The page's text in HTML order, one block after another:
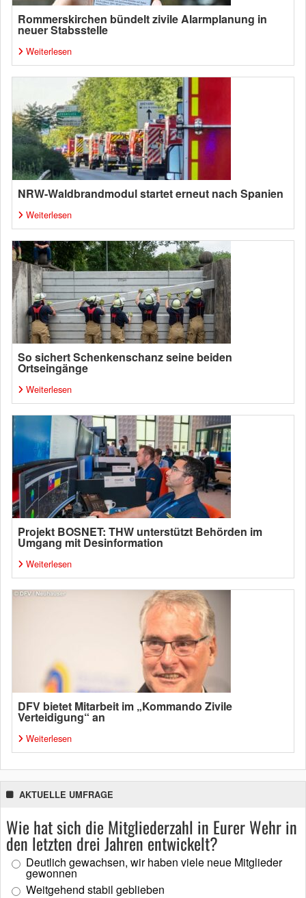
Rommerskirchen bündelt zivile Alarmplanung in
neuer Stabsstelle
Weiterlesen
NRW-Waldbrandmodul startet erneut nach Spanien
Weiterlesen
So sichert Schenkenschanz seine beiden
Ortseingänge
Weiterlesen
Projekt BOSNET: THW unterstützt Behörden im
Umgang mit Desinformation
Weiterlesen
DFV bietet Mitarbeit im „Kommando Zivile
Verteidigung“ an
Weiterlesen
AKTUELLE UMFRAGE
Wie hat sich die Mitgliederzahl in Eurer Wehr in
den letzten drei Jahren entwickelt?
Deutlich gewachsen, wir haben viele neue Mitglieder
gewonnen
Weitgehend stabil geblieben